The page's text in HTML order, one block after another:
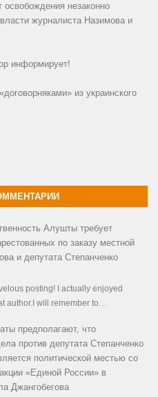
незаконно
журналиста Назимова и
информирует!
из украинского
Алушты требует
по заказу местной
и депутата Степанченко
posting! I actually enjoyed
author.I will remember to…
предполагают, что
против депутата Степанченко
политической местью со
«Единой России» в
Джангобегова